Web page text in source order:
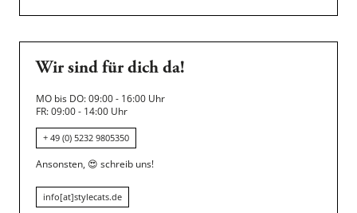
Wir sind für dich da!
MO bis DO: 09:00 - 16:00 Uhr
FR: 09:00 - 14:00 Uhr
+ 49 (0) 5232 9805350
Ansonsten, 😍 schreib uns!
info[at]stylecats.de